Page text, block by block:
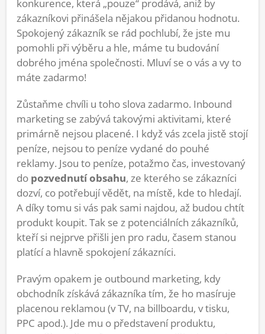
konkurence, která „pouze“ prodává, aniž by
zákazníkovi přinášela nějakou přidanou hodnotu.
Spokojený zákazník se rád pochlubí, že jste mu
pomohli při výběru a hle, máme tu budování
dobrého jména společnosti. Mluví se o vás a vy to
máte zadarmo!
Zůstaňme chvíli u toho slova zadarmo. Inbound
marketing se zabývá takovými aktivitami, které
primárně nejsou placené. I když vás zcela jistě stojí
peníze, nejsou to peníze vydané do pouhé
reklamy. Jsou to peníze, potažmo čas, investovaný
do pozvednutí obsahu, ze kterého se zákazníci
dozví, co potřebují vědět, na místě, kde to hledají.
A díky tomu si vás pak sami najdou, až budou chtít
produkt koupit. Tak se z potenciálních zákazníků,
kteří si nejprve přišli jen pro radu, časem stanou
platící a hlavně spokojení zákazníci.
Pravým opakem je outbound marketing, kdy
obchodník získává zákazníka tím, že ho masíruje
placenou reklamou (v TV, na billboardu, v tisku,
PPC apod.). Jde mu o představení produktu,